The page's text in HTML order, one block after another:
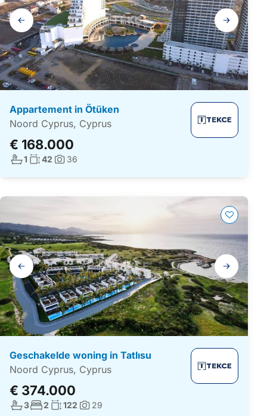
Galerij
navigatie
Appartement in Ötüken
Noord Cyprus, Cyprus
€ 168.000
Aantal badkamers:
1 Woonoppervlakte:
42 Foto's:
36
Galerij
navigatie
Geschakelde woning in Tatlısu
Noord Cyprus, Cyprus
€ 374.000
Aantal badkamers:
3Aantal slaapkamers:
2 Woonoppervlakte:
122 Foto's:
29